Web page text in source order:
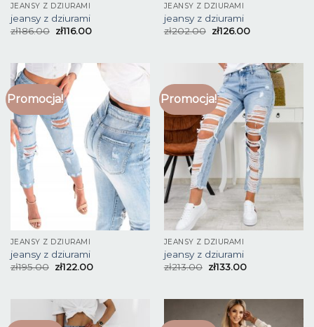
JEANSY Z DZIURAMI
jeansy z dziurami
zł186.00 zł116.00
JEANSY Z DZIURAMI
jeansy z dziurami
zł202.00 zł126.00
Promocja!
JEANSY Z DZIURAMI
jeansy z dziurami
zł195.00 zł122.00
Promocja!
JEANSY Z DZIURAMI
jeansy z dziurami
zł213.00 zł133.00